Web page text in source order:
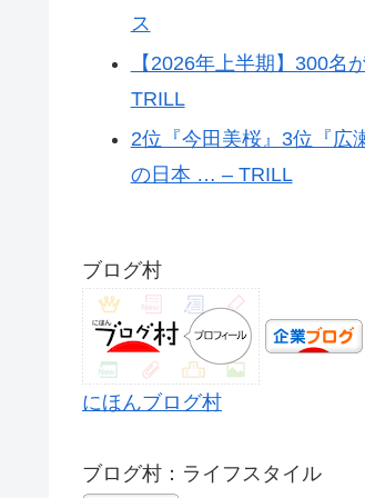
ス
【2026年上半期】300名
TRILL
2位『今田美桜』3位『広
の日本 … – TRILL
ブログ村
にほんブログ村
ブログ村：ライフスタイル